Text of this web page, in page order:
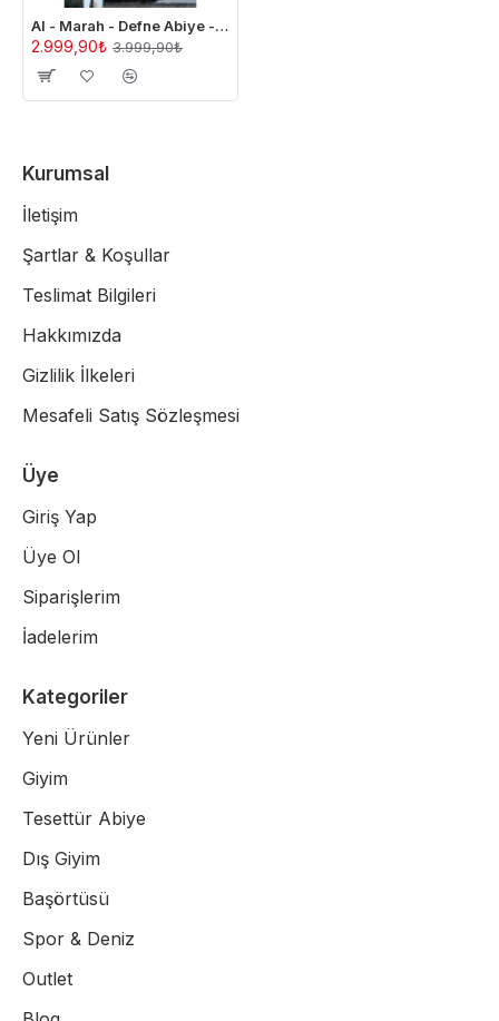
Al - Marah - Defne Abiye - Siyah
2.999,90₺ 3.999,90₺
Kurumsal
İletişim
Şartlar & Koşullar
Teslimat Bilgileri
Hakkımızda
Gizlilik İlkeleri
Mesafeli Satış Sözleşmesi
Üye
Giriş Yap
Üye Ol
Siparişlerim
İadelerim
Kategoriler
Yeni Ürünler
Giyim
Tesettür Abiye
Dış Giyim
Başörtüsü
Spor & Deniz
Outlet